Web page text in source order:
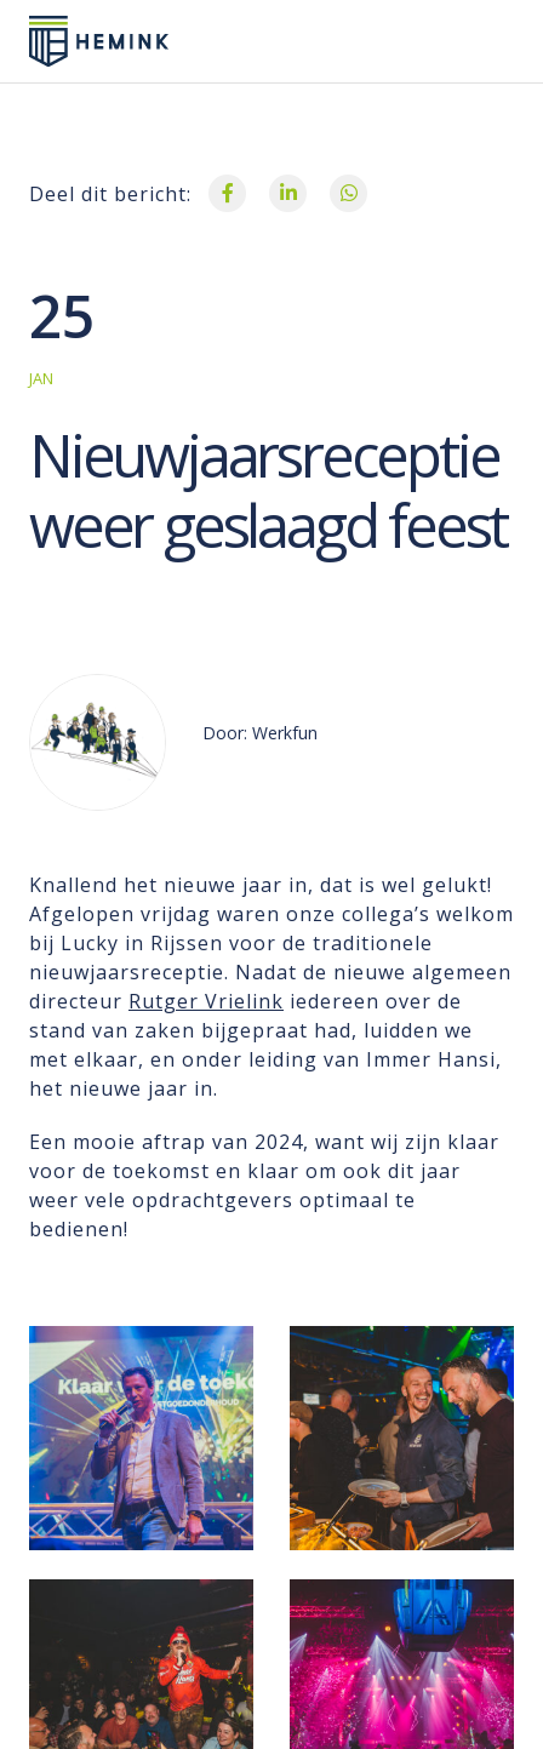
Deel dit bericht:
25
JAN
Nieuwjaarsreceptie
weer geslaagd feest
Door: Werkfun
Knallend het nieuwe jaar in, dat is wel gelukt!
Afgelopen vrijdag waren onze collega’s welkom
bij Lucky in Rijssen voor de traditionele
nieuwjaarsreceptie. Nadat de nieuwe algemeen
directeur Rutger Vrielink iedereen over de
stand van zaken bijgepraat had, luidden we
met elkaar, en onder leiding van Immer Hansi,
het nieuwe jaar in.
Een mooie aftrap van 2024, want wij zijn klaar
voor de toekomst en klaar om ook dit jaar
weer vele opdrachtgevers optimaal te
bedienen!